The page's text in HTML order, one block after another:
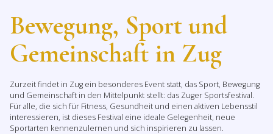
Bewegung, Sport und
Gemeinschaft in Zug
Zurzeit findet in Zug ein besonderes Event statt, das Sport, Bewegung
und Gemeinschaft in den Mittelpunkt stellt: das Zuger Sportsfestival.
Für alle, die sich für Fitness, Gesundheit und einen aktiven Lebensstil
interessieren, ist dieses Festival eine ideale Gelegenheit, neue
Sportarten kennenzulernen und sich inspirieren zu lassen.